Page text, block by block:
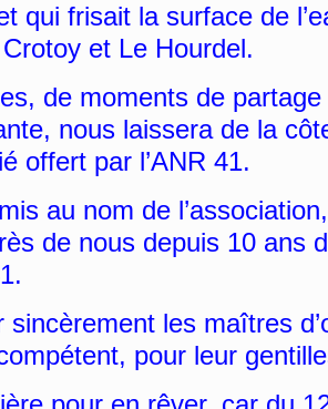
qui frisait la surface de
et Le Hourdel.
de moments de partage
nous laissera de la
offert par l’ANR 41.
au nom de
de nous depuis 10 ans
les maîtres
pour leur